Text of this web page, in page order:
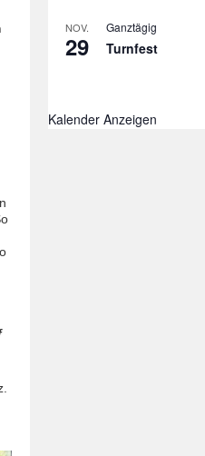
NOV.
29
Ganztägig
Turnfest
Kalender Anzeigen